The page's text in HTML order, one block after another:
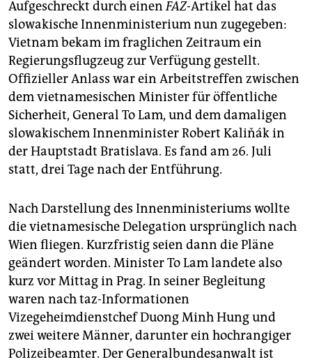
Aufgeschreckt durch einenFAZ-Artikel hat das
slowakische Innenministerium nun zugegeben:
Vietnam bekam im fraglichen Zeitraum ein
Regierungsflugzeug zur Verfügung gestellt.
Offizieller Anlass war ein Arbeitstreffen zwischen
dem vietnamesischen Minister für öffentliche
Sicherheit, General To Lam, und dem damaligen
slowakischem Innenminister Robert Kaliňák in
der Hauptstadt Bratislava. Es fand am 26. Juli
statt, drei Tage nach der Entführung.
Nach Darstellung des Innenministeriums wollte
die vietnamesische Delegation ursprünglich nach
Wien fliegen. Kurzfristig seien dann die Pläne
geändert worden. Minister To Lam landete also
kurz vor Mittag in Prag. In seiner Begleitung
waren nach taz-Informationen
Vizegeheimdienstchef Duong Minh Hung und
zwei weitere Männer, darunter ein hochrangiger
Polizeibeamter. Der Generalbundesanwalt ist